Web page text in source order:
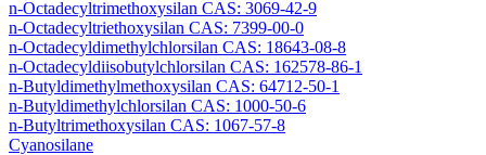
n-Octadecyltrimethoxysilan CAS: 3069-42-9
n-Octadecyltriethoxysilan CAS: 7399-00-0
n-Octadecyldimethylchlorsilan CAS: 18643-08-8
n-Octadecyldiisobutylchlorsilan CAS: 162578-86-1
n-Butyldimethylmethoxysilan CAS: 64712-50-1
n-Butyldimethylchlorsilan CAS: 1000-50-6
n-Butyltrimethoxysilan CAS: 1067-57-8
Cyanosilane